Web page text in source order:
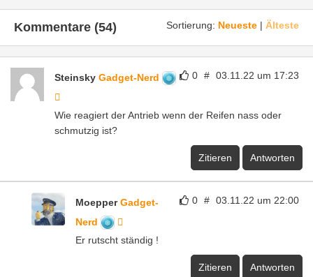
Sortierung: Neueste | Älteste
Kommentare (54)
0 # 03.11.22 um 17:23
Steinsky Gadget-Nerd
Wie reagiert der Antrieb wenn der Reifen nass oder
schmutzig ist?
Zitieren Antworten
0 # 03.11.22 um 22:00
MoepperGadget-
Nerd
Er rutscht ständig !
Zitieren Antworten